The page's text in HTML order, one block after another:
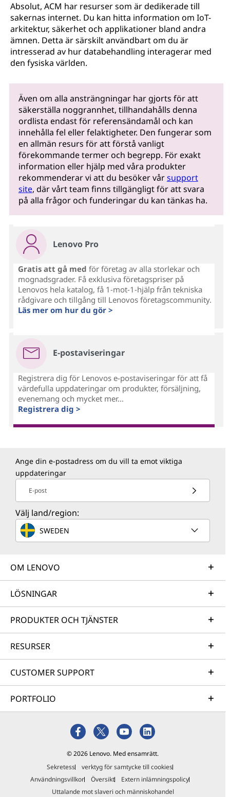
Absolut, ACM har resurser som är dedikerade till
sakernas internet. Du kan hitta information om IoT-
arkitektur, säkerhet och applikationer bland andra
ämnen. Detta är särskilt användbart om du är
intresserad av hur databehandling interagerar med
den fysiska världen.
Även om alla ansträngningar har gjorts för att
säkerställa noggrannhet, tillhandahålls denna
ordlista endast för referensändamål och kan
innehålla fel eller felaktigheter. Den fungerar som
en allmän resurs för att förstå vanligt
förekommande termer och begrepp. För exakt
information eller hjälp med våra produkter
rekommenderar vi att du besöker vårsupport
site, där vårt team finns tillgängligt för att svara
på alla frågor och funderingar du kan tänkas ha.
Lenovo Pro
Gratis att gå med för företag av alla storlekar och
mognadsgrader. Få exklusiva företagspriser på
Lenovos hela katalog, få 1-mot-1-hjälp från tekniska
rådgivare och tillgång till Lenovos företagscommunity.
Läs mer om hur du gör >
E-postaviseringar
Registrera dig för Lenovos e-postaviseringar för att få
värdefulla uppdateringar om produkter, försäljning,
evenemang och mycket mer...
Registrera dig >
Ange din e-postadress om du vill ta emot viktiga
uppdateringar
E-post
Välj land/region:
SWEDEN
OM LENOVO
LÖSNINGAR
PRODUKTER OCH TJÄNSTER
RESURSER
CUSTOMER SUPPORT
PORTFOLIO
© 2026 Lenovo. Med ensamrätt.
Sekretess
verktyg för samtycke till cookies
Användningsvillkor
Översikt
Extern inlämningspolicy
Uttalande mot slaveri och människohandel